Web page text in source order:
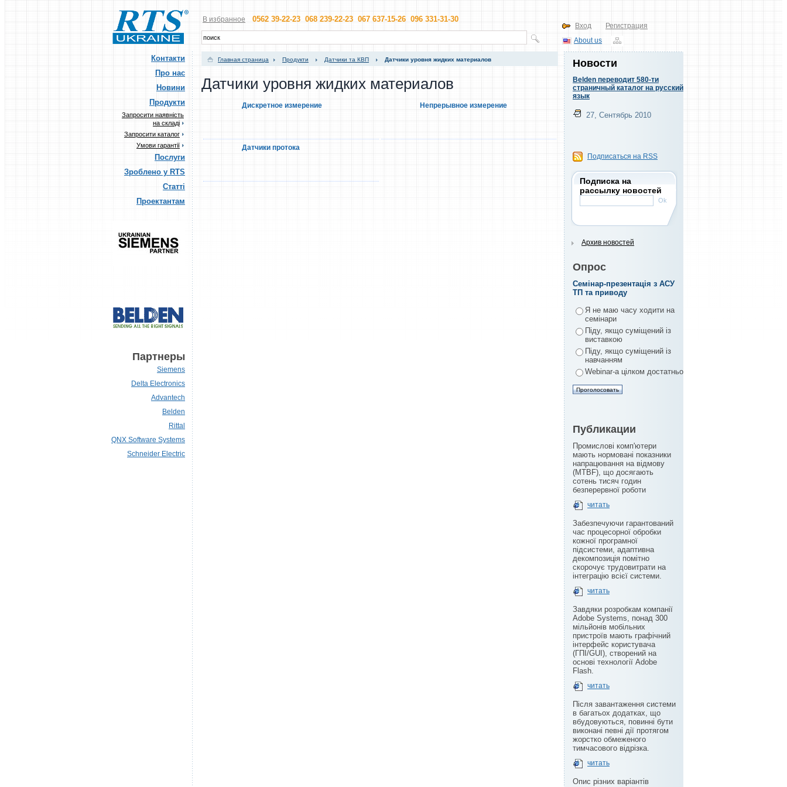
В избранное 0562 39-22-23 068 239-22-23 067 637-15-26 096 331-31-30
Вход
Регистрация
About us
Контакти
Про нас
Новини
Продукти
Запросити наявність
на складі
Запросити каталог
Умови гарантії
Послуги
Зроблено у RTS
Статті
Проектантам
Партнеры
Siemens
Delta Electronics
Advantech
Belden
Rittal
QNX Software Systems
Schneider Electric
Главная страница Продукти Датчики та КВП Датчики уровня жидких материалов
Датчики уровня жидких материалов
Дискретное измерение
Датчики протока
Непрерывное измерение
Новости
Belden переводит 580-ти
страничный каталог на русский
язык
27, Сентябрь 2010
Подписаться на RSS
Подписка на
рассылку новостей
Архив новостей
Опрос
Семінар-презентація з АСУ
ТП та приводу
Я не маю часу ходити на
семінари
Піду, якщо суміщений із
виставкою
Піду, якщо суміщений із
навчанням
Webinar-а цілком достатньо
Публикации
Промислові комп'ютери
мають нормовані показники
напрацювання на відмову
(MTBF), що досягають
сотень тисяч годин
безперервної роботи
читать
Забезпечуючи гарантований
час процесорної обробки
кожної програмної
підсистеми, адаптивна
декомпозиція помітно
скорочує трудовитрати на
інтеграцію всієї системи.
читать
Завдяки розробкам компанії
Adobe Systems, понад 300
мільйонів мобільних
пристроїв мають графічний
інтерфейс користувача
(ГПІ/GUI), створений на
основі технології Adobe
Flash.
читать
Після завантаження системи
в багатьох додатках, що
вбудовуються, повинні бути
виконані певні дії протягом
жорстко обмеженого
тимчасового відрізка.
читать
Опис різних варіантів